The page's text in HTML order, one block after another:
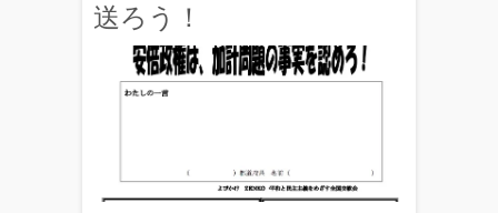
送ろう！